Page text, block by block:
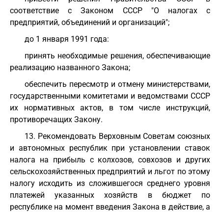
соответствие с Законом СССР "О налогах с
предприятий, объединений и организаций";
до 1 января 1991 года:
принять необходимые решения, обеспечивающие
реализацию названного Закона;
обеспечить пересмотр и отмену министерствами,
государственными комитетами и ведомствами СССР
их нормативных актов, в том числе инструкций,
противоречащих Закону.
13. Рекомендовать Верховным Советам союзных
и автономных республик при установлении ставок
налога на прибыль с колхозов, совхозов и других
сельскохозяйственных предприятий и льгот по этому
налогу исходить из сложившегося среднего уровня
платежей указанных хозяйств в бюджет по
республике на момент введения Закона в действие, а